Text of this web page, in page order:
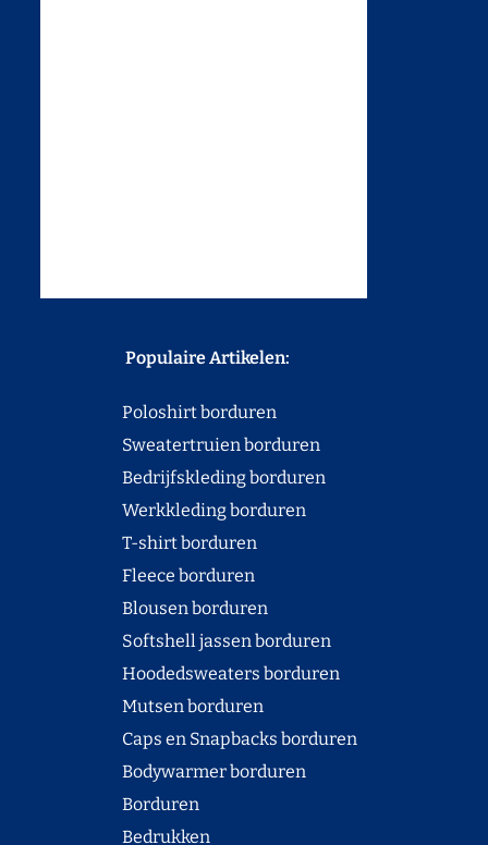
Populaire Artikelen:
Poloshirt borduren
Sweatertruien borduren
Bedrijfskleding borduren
Werkkleding borduren
T-shirt borduren
Fleece borduren
Blousen borduren
Softshell jassen borduren
Hoodedsweaters borduren
Mutsen borduren
Caps en Snapbacks borduren
Bodywarmer borduren
Borduren
Bedrukken